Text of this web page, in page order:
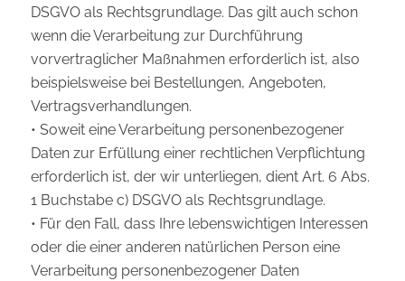
DSGVO als Rechtsgrundlage. Das gilt auch schon
wenn die Verarbeitung zur Durchführung
vorvertraglicher Maßnahmen erforderlich ist, also
beispielsweise bei Bestellungen, Angeboten,
Vertragsverhandlungen.
• Soweit eine Verarbeitung personenbezogener
Daten zur Erfüllung einer rechtlichen Verpflichtung
erforderlich ist, der wir unterliegen, dient Art. 6 Abs.
1 Buchstabe c) DSGVO als Rechtsgrundlage.
• Für den Fall, dass Ihre lebenswichtigen Interessen
oder die einer anderen natürlichen Person eine
Verarbeitung personenbezogener Daten